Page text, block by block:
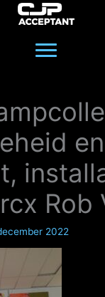
en
Rob
2022